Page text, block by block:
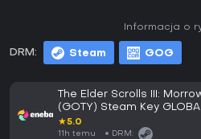
DRM: Steam GOG
Informacja o
The Elder Scrolls III:
(GOTY) Steam Key
★5.0
11h temu DRM: